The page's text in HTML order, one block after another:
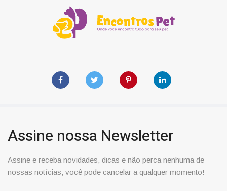
Assine nossa Newsletter
Assine e receba novidades, dicas e não perca nenhuma de
nossas notícias, você pode cancelar a qualquer momento!